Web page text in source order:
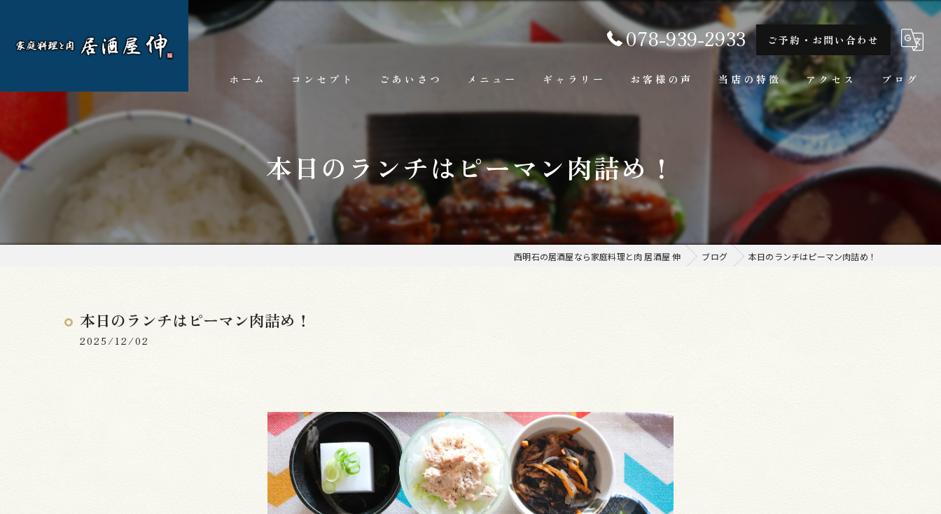
078-939-2933 ご予約・お問い合わせ
ホーム コンセプト ごあいさつ メニュー
お料理
お飲み物
ギャラリー お客様の声 当店の特徴
隠れ家
ランチ
家庭料理
アクセス ブログ
本日のランチはピーマン肉詰め！
西明石の居酒屋なら家庭料理と肉 居酒屋 伸 ブログ 本日のランチはピーマン肉詰め！
本日のランチはピーマン肉詰め！
2025/12/02